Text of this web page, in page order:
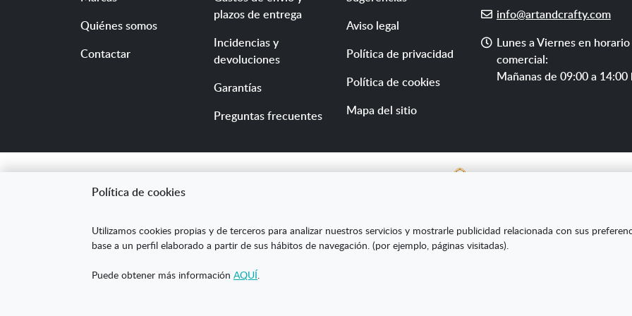
Quiénes somos
Contactar
plazos de entrega
Incidencias y
devoluciones
Garantías
Preguntas frecuentes
Aviso legal
Política de privacidad
Política de cookies
Mapa del sitio
E-
info@artandcrafty.com
Horario
de
atención
Lunes a Viernes en horario
comercial:
Mañanas de 09:00 a 14:00
"ARANDA ARTE-VÉRTICE SL ha sido beneficiaria del Fondo Europeo de
competitividad de las Pymes y gracias al cual ha puesto en marcha un Plan de
mejorar su posicionamiento online en mercados exteriores durante el año 2020.
XPANDE DIGITAL de la Cámara de Comercio de Burgos."
Política de cookies
Utilizamos cookies propias y de terceros para analizar nuestros servicios y mostrarle publicidad relacionada con sus
base a un perfil elaborado a partir de sus hábitos de navegación. (por ejemplo, páginas visitadas).
Puede obtener más información AQUÍ.